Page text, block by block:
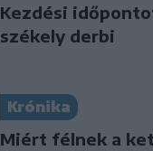
Kezdési
székely derbi
Krónika
Miért félnek a